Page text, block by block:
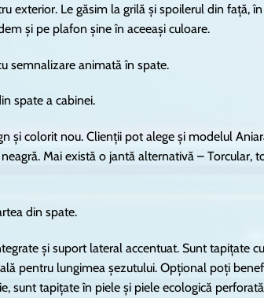
exterior. Le găsim la grilă și spoilerul din față,
și pe plafon șine în aceeași culoare.
semnalizare animată în spate.
spate a cabinei.
și colorit nou. Clienții pot alege și modelul
Mai există o jantă alternativă – Torcular,
din spate.
și suport lateral accentuat. Sunt tapițate
pentru lungimea șezutului. Opțional poți
sunt tapițate în piele și piele ecologică